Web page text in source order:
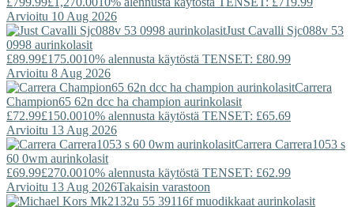
Arvioitu 10 Aug 2026
Just Cavalli Sjc088v 53
0998 aurinkolasit
£89.99£175.0010% alennusta käytöstä TENSET: £80.99
Arvioitu 8 Aug 2026
Carrera
Champion65 62n dcc ha champion aurinkolasit
£72.99£150.0010% alennusta käytöstä TENSET: £65.69
Arvioitu 13 Aug 2026
Carrera Carrera1053 s
60 0wm aurinkolasit
£69.99£270.0010% alennusta käytöstä TENSET: £62.99
Arvioitu 13 Aug 2026Takaisin varastoon